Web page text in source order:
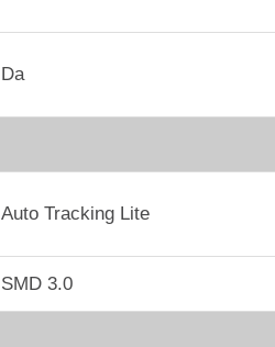
Da
Auto Tracking Lite
SMD 3.0